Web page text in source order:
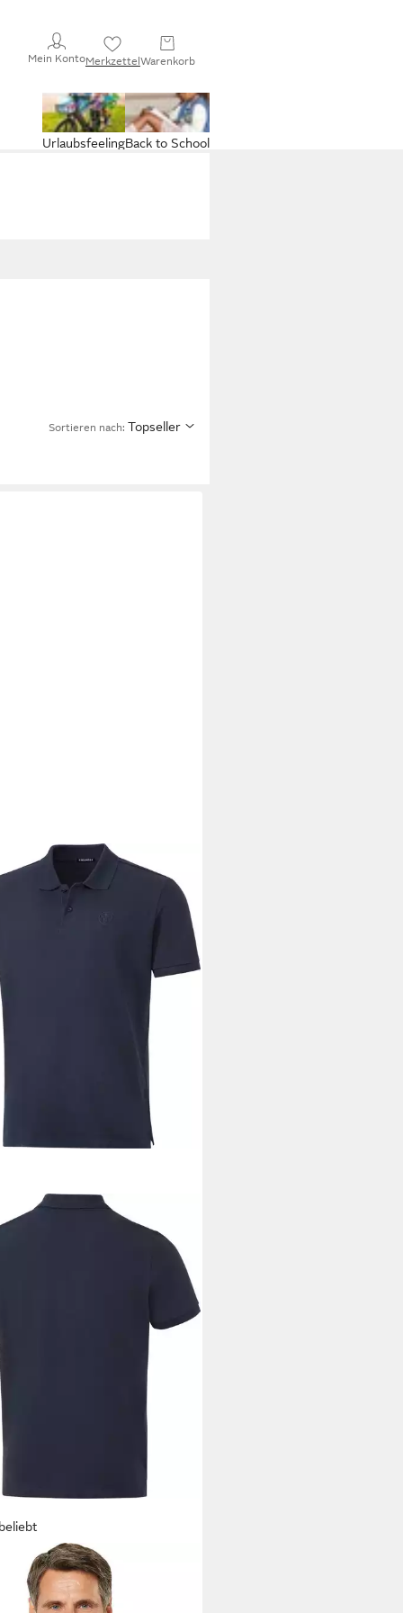
Mein KontoMerkzettelWarenkorb
Back to School
Urlaubsfeeling
Sortieren nach: Topseller
Poloshirt aus reinem
Piqué
UVP49,95 €